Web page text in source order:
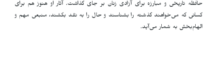
حافظه تاریخی و مبارزه برای آزادی زنان بر جای گذاشت. آثار او هنوز هم برای
کسانی که می‌خواهند گذشته را بشناسند و حال را به نقد بکشند، منبعی مهم و
الهام‌بخش به شمار می‌آید.